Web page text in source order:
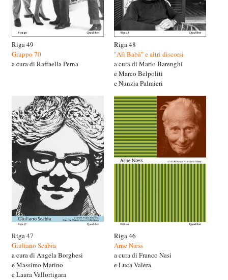
Riga 49
Gruppo 70
a cura di Raffaella Perna
Riga 48
"Alì Babà" e altri discorsi
a cura di Mario Barenghi
e Marco Belpoliti
e Nunzia Palmieri
Riga 47
Giuliano Scabia
a cura di Angela Borghesi
e Massimo Marino
e Laura Vallortigara
Riga 46
Arne Næss
a cura di Franco Nasi
e Luca Valera